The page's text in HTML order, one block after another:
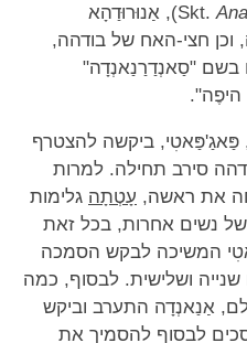
), אַנוּרוּדַהָא
וכן חצי-האח של בודהה,
בשם "סַאנְדַרַנַאנְדָה"
היפֶה".
פַּאגַ'פַּאטִי, ביקשה להצטרף
סירב תחילה. למרות
את ראשה, עָטְתָה גלימות
של נשים אחרות, בכל זאת
המשיכה לבקש הסמכה
ושלישית. לבסוף, כמה
אַנַאנְדָה התערב וביקש
לבסוף להסמיך את